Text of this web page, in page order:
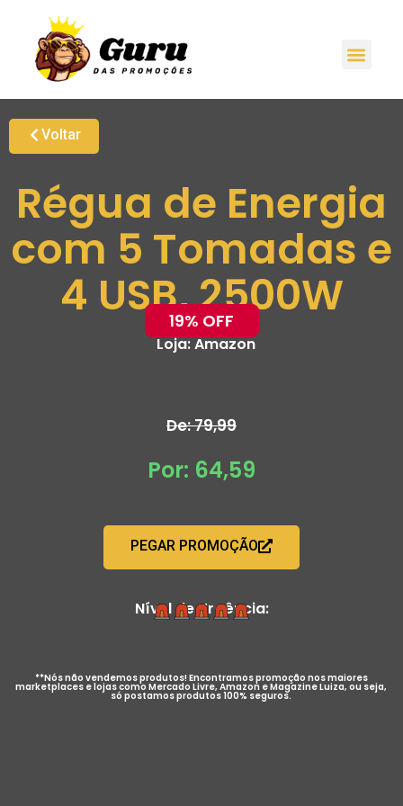
Voltar
Régua de Energia
com 5 Tomadas e
4 USB, 2500W
19% OFF
Loja:Amazon
De: 79,99
Por: 64,59
PEGAR PROMOÇÃO
Nível de Urgência:
**Nós não vendemos produtos! Encontramos promoção nos maiores
marketplaces e lojas como Mercado Livre, Amazon e Magazine Luiza, ou seja,
só postamos produtos 100% seguros.